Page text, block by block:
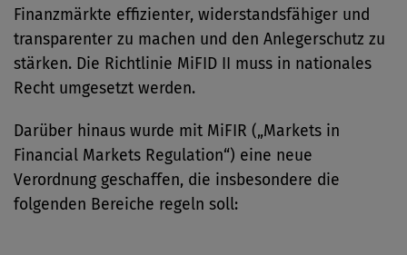
Finanzmärkte effizienter, widerstandsfähiger und
transparenter zu machen und den Anlegerschutz zu
stärken. Die Richtlinie MiFID II muss in nationales
Recht umgesetzt werden.
Darüber hinaus wurde mit MiFIR („Markets in
Financial Markets Regulation“) eine neue
Verordnung geschaffen, die insbesondere die
folgenden Bereiche regeln soll: